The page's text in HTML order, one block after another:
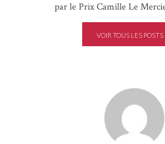
par le Prix Camille Le
VOIR TOUS LES POSTS